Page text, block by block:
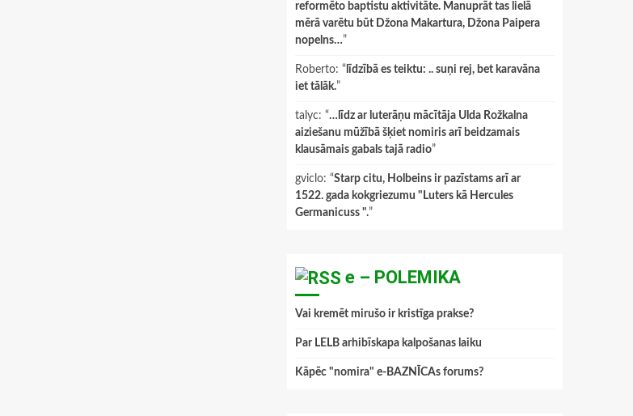
reformēto baptistu aktivitāte. Manuprāt tas lielā
mērā varētu būt Džona Makartura, Džona Paipera
nopelns…”
Roberto: “ līdzībā es teiktu: .. suņi rej, bet karavāna
iet tālāk.”
talyc: “…līdz ar luterāņu mācītāja Ulda Rožkalna
aiziešanu mūžībā šķiet nomiris arī beidzamais
klausāmais gabals tajā radio”
gviclo: “Starp citu, Holbeins ir pazīstams arī ar
1522. gada kokgriezumu "Luters kā Hercules
Germanicuss ".”
e – POLEMIKA
Vai kremēt mirušo ir kristīga prakse?
Par LELB arhibīskapa kalpošanas laiku
Kāpēc "nomira" e-BAZNĪCAs forums?